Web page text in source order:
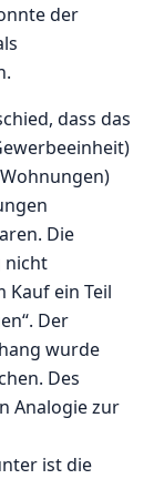
der
dass das
Die
nicht
ein Teil
Der
wurde
Des
Analogie zur
ist die